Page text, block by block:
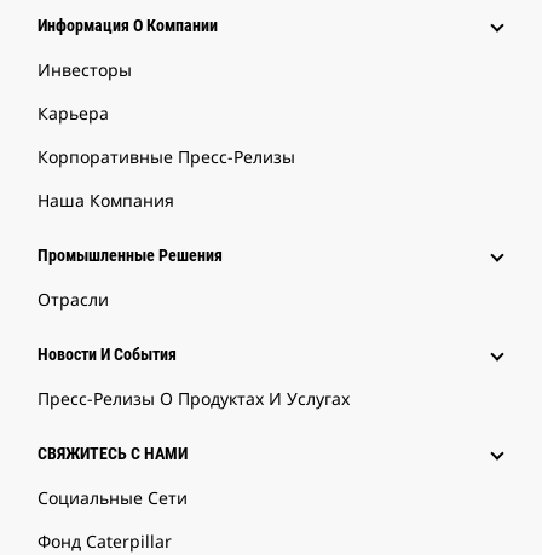
Информация О Компании
Инвесторы
Карьера
Корпоративные Пресс-Релизы
Наша Компания
Промышленные Решения
Отрасли
Новости И События
Пресс-Релизы О Продуктах И Услугах
СВЯЖИТЕСЬ С НАМИ
Социальные Сети
Фонд Caterpillar